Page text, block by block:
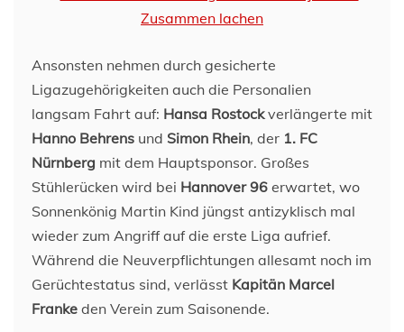
Ansonsten nehmen durch gesicherte
Ligazugehörigkeiten auch die Personalien
langsam Fahrt auf: Hansa Rostockverlängerte mit
Hanno Behrens und Simon Rhein, der 1. FC
Nürnberg mit dem Hauptsponsor. Großes
Stühlerücken wird bei Hannover 96 erwartet, wo
Sonnenkönig Martin Kind jüngst antizyklisch mal
wieder zum Angriff auf die erste Liga aufrief.
Während die Neuverpflichtungen allesamt noch im
Gerüchtestatus sind, verlässt Kapitän Marcel
Franke den Verein zum Saisonende.